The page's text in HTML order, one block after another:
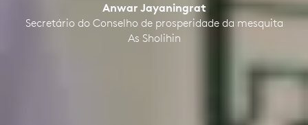
Anwar Jayaningrat
Secretário do Conselho de prosperidade da mesquita
As Sholihin